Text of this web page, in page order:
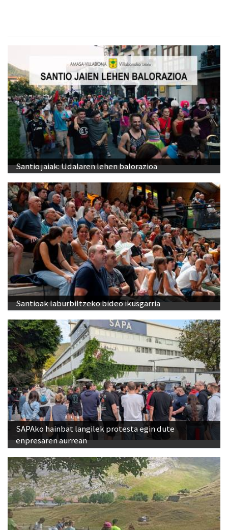
Santio jaiak: Udalaren lehen balorazioa
Santioak laburbiltzeko bideo ikusgarria
SAPAko hainbat langilek protesta egin dute
enpresaren aurrean